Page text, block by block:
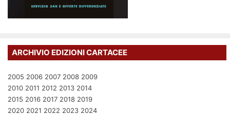
ARCHIVIO EDIZIONI CARTACEE
2005 2006 2007 2008 2009
2010 2011 2012 2013 2014
2015 2016 2017 2018 2019
2020 2021 2022 2023 2024